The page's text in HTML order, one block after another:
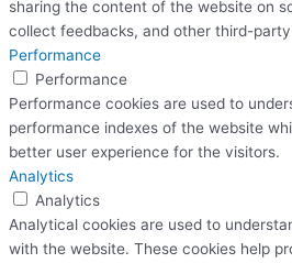
sharing the content of the website on
collect feedbacks, and other third-
Performance
Performance
Performance cookies are used to
performance indexes of the website
better user experience for the visitors.
Analytics
Analytics
Analytical cookies are used to
with the website. These cookies help